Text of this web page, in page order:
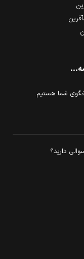
دارید؟